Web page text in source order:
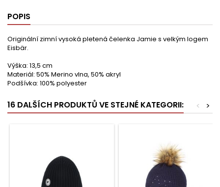
POPIS
Originální zimní vysoká pletená čelenka Jamie s velkým logem
Eisbär.
Výška: 13,5 cm
Materiál: 50% Merino vlna, 50% akryl
Podšívka: 100% polyester
16 DALŠÍCH PRODUKTŮ VE STEJNÉ KATEGORII: >
<